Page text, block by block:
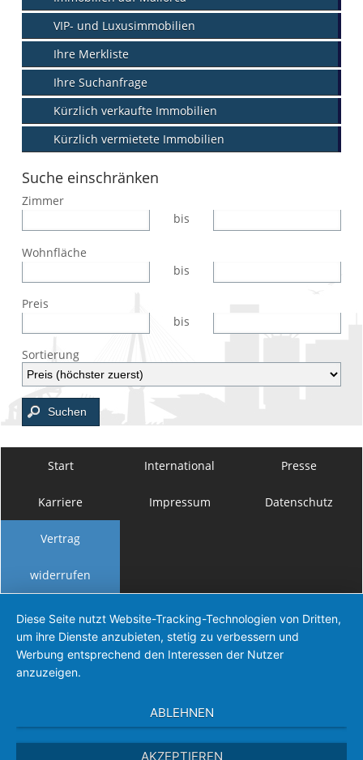
VIP- und Luxusimmobilien
Ihre Merkliste
Ihre Suchanfrage
Kürzlich verkaufte Immobilien
Kürzlich vermietete Immobilien
Suche einschränken
Zimmer
bis
Wohnfläche
bis
Preis
bis
Sortierung
Suchen
Start International Presse
Karriere Impressum Datenschutz
Vertrag
widerrufen
Diese Seite nutzt Website-Tracking-Technologien von Dritten,
um ihre Dienste anzubieten, stetig zu verbessern und
Werbung entsprechend den Interessen der Nutzer
anzuzeigen.
ABLEHNEN
AKZEPTIEREN